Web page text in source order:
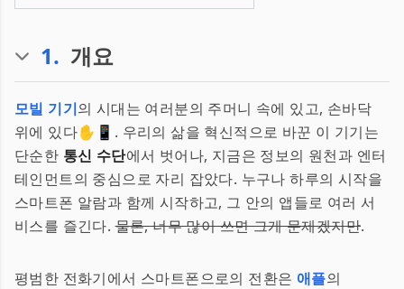
1. 개요
모빌 기기의 시대는 여러분의 주머니 속에 있고, 손바닥
위에 있다✋📱. 우리의 삶을 혁신적으로 바꾼 이 기기는
단순한 통신 수단에서 벗어나, 지금은 정보의 원천과 엔터
테인먼트의 중심으로 자리 잡았다. 누구나 하루의 시작을
스마트폰 알람과 함께 시작하고, 그 안의 앱들로 여러 서
비스를 즐긴다.물론, 너무 많이 쓰면 그게 문제겠지만.
평범한 전화기에서 스마트폰으로의 전환은 애플의